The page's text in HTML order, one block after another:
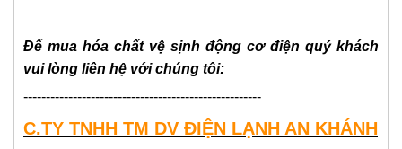
Để mua hóa chất vệ sịnh động cơ điện quý khách
vui lòng liên hệ với chúng tôi:
-----------------------------------------------------
C.TY TNHH TM DV ĐIỆN LẠNH AN KHÁNH